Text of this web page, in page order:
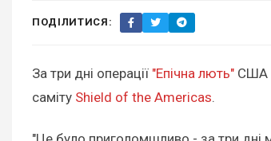
ПОДІЛИТИСЯ:
За три дні операції "Епічна лють" США
саміту Shield of the Americas.